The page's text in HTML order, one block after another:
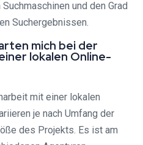
und den Grad
Suchergebnissen.
mich bei der
lokalen Online-
mit einer lokalen
je nach Umfang der
des Projekts. Es ist am